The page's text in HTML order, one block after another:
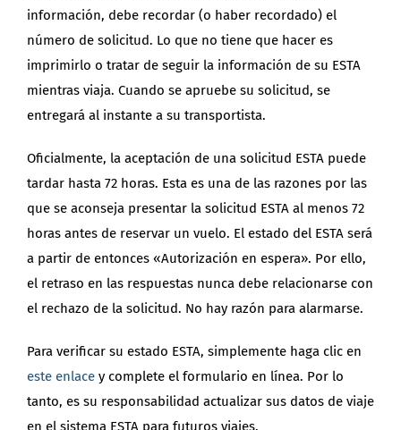
información, debe recordar (o haber recordado) el
número de solicitud. Lo que no tiene que hacer es
imprimirlo o tratar de seguir la información de su ESTA
mientras viaja. Cuando se apruebe su solicitud, se
entregará al instante a su transportista.
Oficialmente, la aceptación de una solicitud ESTA puede
tardar hasta 72 horas. Esta es una de las razones por las
que se aconseja presentar la solicitud ESTA al menos 72
horas antes de reservar un vuelo. El estado del ESTA será
a partir de entonces «Autorización en espera». Por ello,
el retraso en las respuestas nunca debe relacionarse con
el rechazo de la solicitud. No hay razón para alarmarse.
Para verificar su estado ESTA, simplemente haga clic en
este enlacey complete el formulario en línea. Por lo
tanto, es su responsabilidad actualizar sus datos de viaje
en el sistema ESTA para futuros viajes.